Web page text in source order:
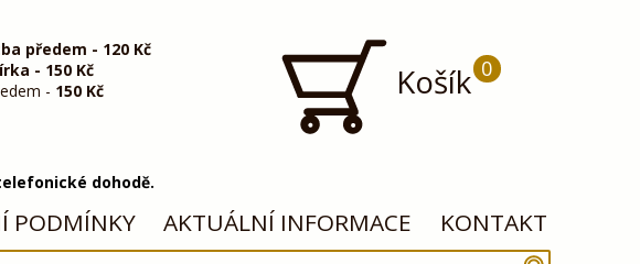
předem - 120 Kč
- 150 Kč
- 150 Kč Košík 0
dohodě.
PODMÍNKY AKTUÁLNÍ INFORMACE KONTAKT